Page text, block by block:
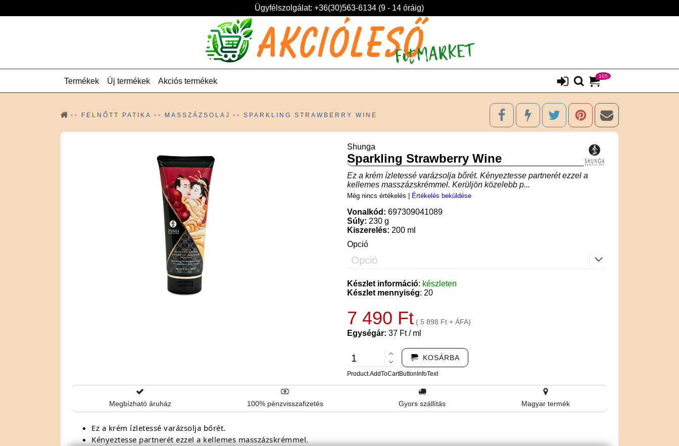
Ügyfélszolgálat: +36(30)563-6134 (9 - 14 óráig)
105
Termékek Új termékek Akciós termékek
FELNŐTT PATIKA MASSZÁZSOLAJ SPARKLING STRAWBERRY WINE
Shunga
Sparkling Strawberry Wine
Ez a krém ízletessé varázsolja bőrét. Kényeztesse partnerét ezzel a
kellemes masszázskrémmel. Kerüljön közelebb p...
Még nincs értékelés Értékelés beküldése
Vonalkód: 697309041089
Súly: 230 g
Kiszerelés: 200 ml
Opció
Készlet információ: készleten
Készlet mennyiség: 20
7 490 Ft ( 5 898 Ft + ÁFA)
Egységár: 37 Ft / ml
KOSÁRBA
Product.AddToCartButtonInfoText
Megbízható áruház 100% pénzvisszafizetés Gyors szállítás Magyar termék
Ez a krém ízletessé varázsolja bőrét.
Kényeztesse partnerét ezzel a kellemes masszázskrémmel.